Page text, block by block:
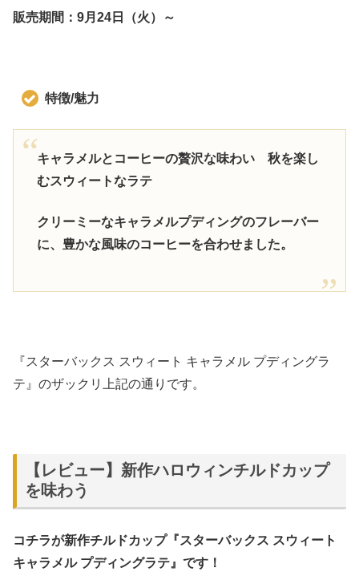
販売期間：9月24日（火）～
特徴/魅力
キャラメルとコーヒーの贅沢な味わい 秋を楽し
むスウィートなラテ
クリーミーなキャラメルプディングのフレーバー
に、豊かな風味のコーヒーを合わせました。
『スターバックス スウィート キャラメル プディングラ
テ』のザックリ上記の通りです。
【レビュー】新作ハロウィンチルドカップ
を味わう
コチラが新作チルドカップ『スターバックス スウィート
キャラメル プディングラテ』です！